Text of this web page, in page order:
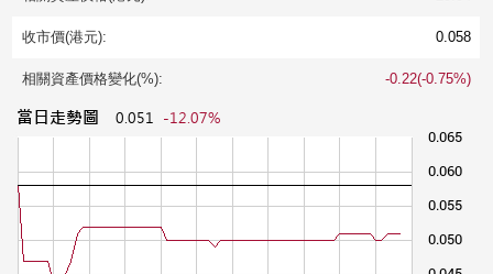
收市價(港元): 0.058
相關資產價格變化(%): -0.22(-0.75%)